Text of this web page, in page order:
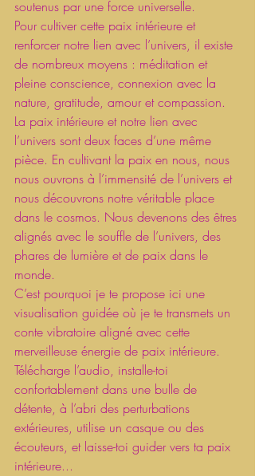
soutenus par une force universelle.
Pour cultiver cette paix intérieure et
renforcer notre lien avec l’univers, il existe
de nombreux moyens : méditation et
pleine conscience, connexion avec la
nature, gratitude, amour et compassion.
La paix intérieure et notre lien avec
l’univers sont deux faces d’une même
pièce. En cultivant la paix en nous, nous
nous ouvrons à l’immensité de l’univers et
nous découvrons notre véritable place
dans le cosmos. Nous devenons des êtres
alignés avec le souffle de l’univers, des
phares de lumière et de paix dans le
monde.
C’est pourquoi je te propose ici une
visualisation guidée où je te transmets un
conte vibratoire aligné avec cette
merveilleuse énergie de paix intérieure.
Télécharge l’audio, installe-toi
confortablement dans une bulle de
détente, à l’abri des perturbations
extérieures, utilise un casque ou des
écouteurs, et laisse-toi guider vers ta paix
intérieure...